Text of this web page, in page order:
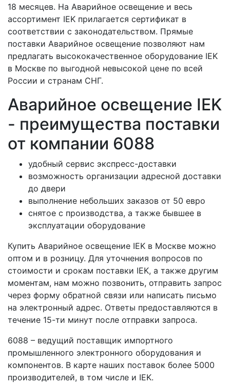
18 месяцев. На Аварийное освещение и весь
ассортимент IEK прилагается сертификат в
соответствии с законодательством. Прямые
поставки Аварийное освещение позволяют нам
предлагать высококачественное оборудование IEK
в Москве по выгодной невысокой цене по всей
России и странам СНГ.
Аварийное освещение IEK
- преимущества поставки
от компании 6088
удобный сервис экспресс-доставки
возможность организации адресной доставки
до двери
выполнение небольших заказов от 50 евро
снятое с производства, а также бывшее в
эксплуатации оборудование
Купить Аварийное освещение IEK в Москве можно
оптом и в розницу. Для уточнения вопросов по
стоимости и срокам поставки IEK, а также другим
моментам, нам можно позвонить, отправить запрос
через форму обратной связи или написать письмо
на электронный адрес. Ответы предоставляются в
течение 15-ти минут после отправки запроса.
6088 – ведущий поставщик импортного
промышленного электронного оборудования и
компонентов. В карте наших поставок более 5000
производителей, в том числе и IEK.